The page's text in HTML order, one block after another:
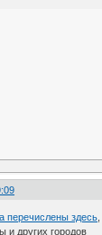
перечислены здесь
и других городов